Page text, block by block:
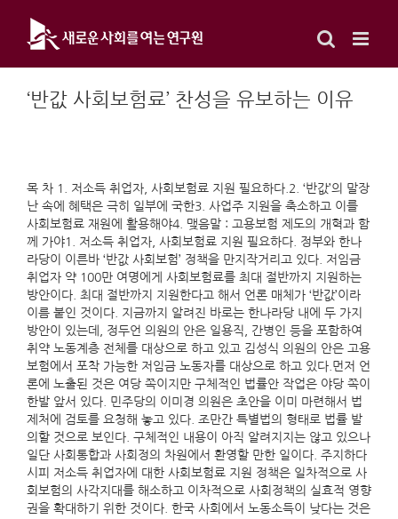
content
‘반값 사회보험료’ 찬성을 유보하는 이유
목 차 1. 저소득 취업자, 사회보험료 지원 필요하다.2. ‘반값’의 말장
난 속에 혜택은 극히 일부에 국한3. 사업주 지원을 축소하고 이를
사회보험료 재원에 활용해야4. 맺음말 : 고용보험 제도의 개혁과 함
께 가야1. 저소득 취업자, 사회보험료 지원 필요하다. 정부와 한나
라당이 이른바 ‘반값 사회보험’ 정책을 만지작거리고 있다. 저임금
취업자 약 100만 여명에게 사회보험료를 최대 절반까지 지원하는
방안이다. 최대 절반까지 지원한다고 해서 언론 매체가 ‘반값’이라
이름 붙인 것이다. 지금까지 알려진 바로는 한나라당 내에 두 가지
방안이 있는데, 정두언 의원의 안은 일용직, 간병인 등을 포함하여
취약 노동계층 전체를 대상으로 하고 있고 김성식 의원의 안은 고용
보험에서 포착 가능한 저임금 노동자를 대상으로 하고 있다.먼저 언
론에 노출된 것은 여당 쪽이지만 구체적인 법률안 작업은 야당 쪽이
한발 앞서 있다. 민주당의 이미경 의원은 초안을 이미 마련해서 법
제처에 검토를 요청해 놓고 있다. 조만간 특별법의 형태로 법률 발
의할 것으로 보인다. 구체적인 내용이 아직 알려지지는 않고 있으나
일단 사회통합과 사회정의 차원에서 환영할 만한 일이다. 주지하다
시피 저소득 취업자에 대한 사회보험료 지원 정책은 일차적으로 사
회보험의 사각지대를 해소하고 이차적으로 사회정책의 실효적 영향
권을 확대하기 위한 것이다. 한국 사회에서 노동소득이 낮다는 것은